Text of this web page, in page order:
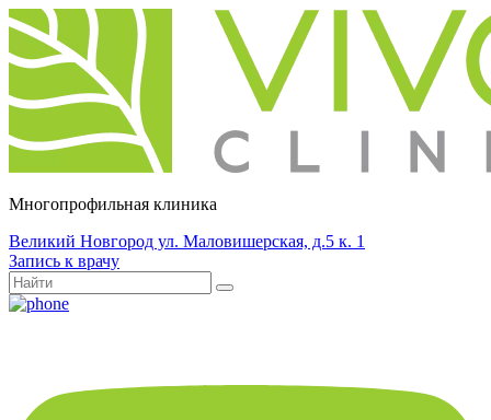
Многопрофильная клиника
Великий Новгород ул. Маловишерская, д.5 к. 1
Запись к врачу